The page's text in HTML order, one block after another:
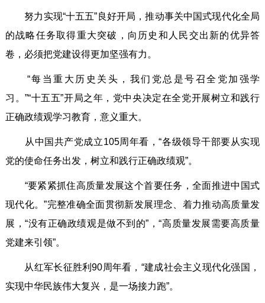
努力实现“十五五”良好开局，推动事关中国式现代化全局
的战略任务取得重大突破，向历史和人民交出新的优异答
卷，必须把党建设得更加坚强有力。
“每当重大历史关头，我们党总是号召全党加强学
习。”“十五五”开局之年，党中央决定在全党开展树立和践行
正确政绩观学习教育，意义重大。
从中国共产党成立105周年看，“各级领导干部要从实现
党的使命任务出发，树立和践行正确政绩观”。
“要紧紧抓住高质量发展这个首要任务，全面推进中国式
现代化。”完整准确全面贯彻新发展理念、着力推动高质量发
展，“没有正确政绩观是做不到的”，“高质量发展需要高质量
党建来引领”。
从红军长征胜利90周年看，“建成社会主义现代化强国，
实现中华民族伟大复兴，是一场接力跑”。